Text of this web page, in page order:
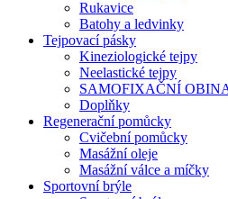
Rukavice
Batohy a ledvinky
Tejpovací pásky
Kineziologické tejpy
Neelastické tejpy
SAMOFIXAČNÍ
Doplňky
Regenerační pomůcky
Cvičební pomůcky
Masážní oleje
Masážní válce a míčky
Sportovní brýle